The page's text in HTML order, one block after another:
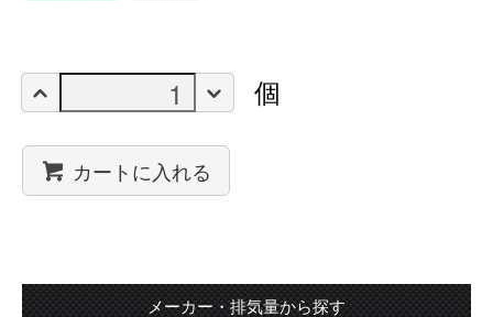
個
カートに入れる
メーカー・排気量から探す